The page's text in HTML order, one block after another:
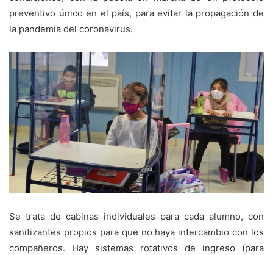
preventivo único en el país, para evitar la propagación de
la pandemia del coronavirus.
Se trata de cabinas individuales para cada alumno, con
sanitizantes propios para que no haya intercambio con los
compañeros. Hay sistemas rotativos de ingreso (para